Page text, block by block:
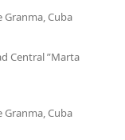
Cuba
Central ”Marta
Cuba